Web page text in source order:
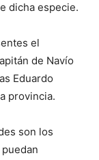
dicha especie.
el
de Navío
Eduardo
provincia.
son los